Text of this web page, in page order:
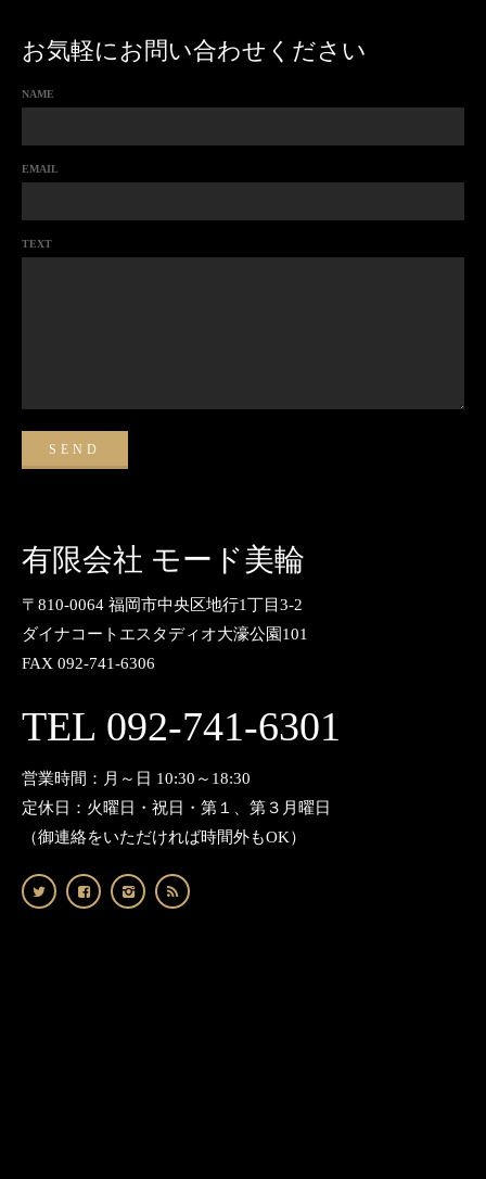
お気軽にお問い合わせください
NAME
EMAIL
TEXT
有限会社 モード美輪
〒810-0064 福岡市中央区地行1丁目3-2
ダイナコートエスタディオ大濠公園101
FAX 092-741-6306
TEL 092-741-6301
営業時間：月～日 10:30～18:30
定休日：火曜日・祝日・第１、第３月曜日
（御連絡をいただければ時間外もOK）